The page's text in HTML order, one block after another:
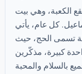
الكعبة، وهي بيت
كل عام، يأتي
تسمى الحج، حيث
كبيرة، مذكّرين